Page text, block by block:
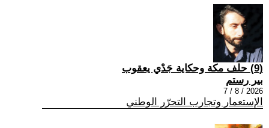
(9) حلف مكة وحكاية جَدْي يعقوب
بير رستم
2026 / 8 / 7
الإستعمار وتجارب التحرّر الوطني